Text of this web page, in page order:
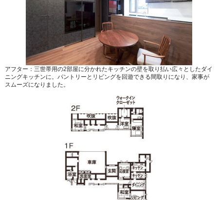
アフター：三世帯用の2部屋に分かれたキッチンの壁を取り払い広々としたダイ
ニングキッチンに。パントリーとリビングを回遊できる間取りになり、家事が
スムーズになりました。